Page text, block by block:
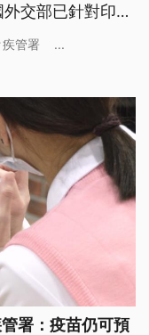
交部已針對印度
A型流感相同的
。
疾管署 ...
署：疫苗仍可預